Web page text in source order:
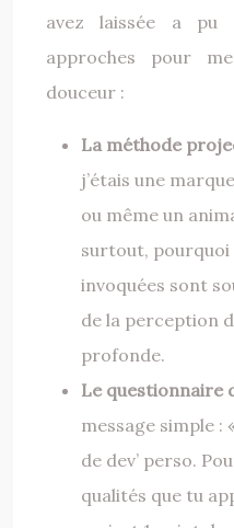
avez laissée a pu
approches pour
douceur :
La méthode
j’étais une
ou même un
surtout, pourquoi
invoquées sont
de la perception
profonde.
Le questionnaire
message simple :
de dev’ perso.
qualités que tu